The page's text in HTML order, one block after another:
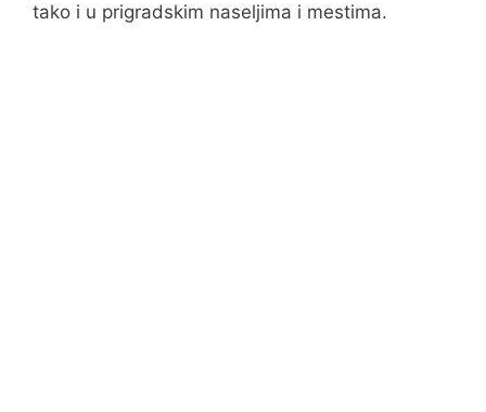
tako i u prigradskim naseljima i mestima.